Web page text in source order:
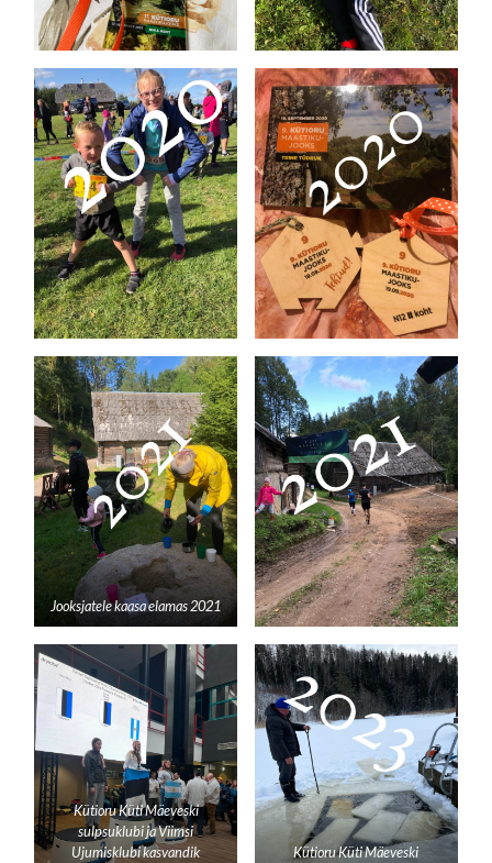
Jooksjatele kaasa elamas 2021
Kütioru Küti Mäeveski
sulpsuklubi ja Viimsi
Ujumisklubi kasvandik
Kütioru Küti Mäeveski